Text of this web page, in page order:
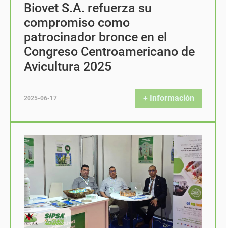
Biovet S.A. refuerza su
compromiso como
patrocinador bronce en el
Congreso Centroamericano de
Avicultura 2025
2025-06-17 + Información